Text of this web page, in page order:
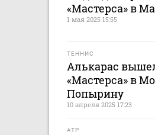
«Мастерса» в
1 мая 2025 15:55
ТЕННИС
Алькарас
«Мастерса» в
Попырину
10 апреля 2025 17:23
ATP